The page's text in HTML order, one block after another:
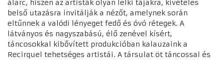
álarc, hiszen az artisták olyan lelki tájakra, kivételes
belső utazásra invitálják a nézőt, amelynek során
eltűnnek a valódi lényeget fedő és óvó rétegek. A
látványos és nagyszabású, élő zenével kísért,
táncosokkal kibővített produkcióban kalauzaink a
Recirquel tehetséges artistái. A társulat öt táncossal és